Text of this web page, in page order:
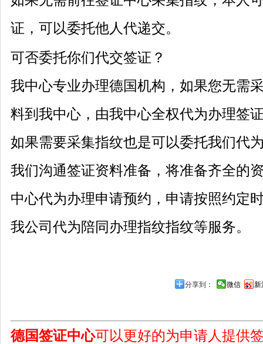
证，可以委托他人代递交。
可否委托你们代交签证？
我中心专业办理德国机构，如果您无需
料到我中心，由我中心全权代为办理签
如果需要采集指纹也是可以委托我们代
我们沟通签证资料准备，将准备齐全的
中心代为办理申请预约，申请按照约定
我公司代为陪同办理指纹指纹等服务。
分享到： 微信 新
德国签证中心可以更好的为申请人提供